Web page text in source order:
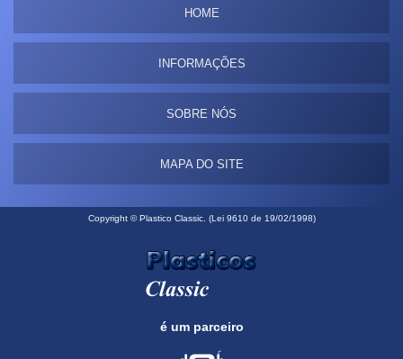
HOME
INFORMAÇÕES
SOBRE NÓS
MAPA DO SITE
Copyright © Plastico Classic. (Lei 9610 de 19/02/1998)
é um parceiro